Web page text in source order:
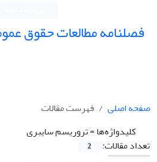
فصلنامه مطالعات حقوق
صفحه اصلی
فهرست مقالات
کلیدواژه‌ها =تروریسم سایبری
تعداد مقالات:
2